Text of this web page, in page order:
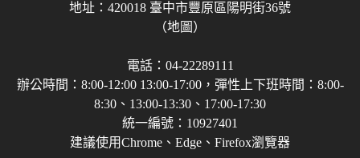
地址：420018 臺中市豐原區陽明街36號
（地圖）
電話：04-22289111
辦公時間：8:00-12:00 13:00-17:00，彈性上下班時間：8:00-
8:30、13:00-13:30、17:00-17:30
統一編號：10927401
建議使用Chrome、Edge、Firefox瀏覽器